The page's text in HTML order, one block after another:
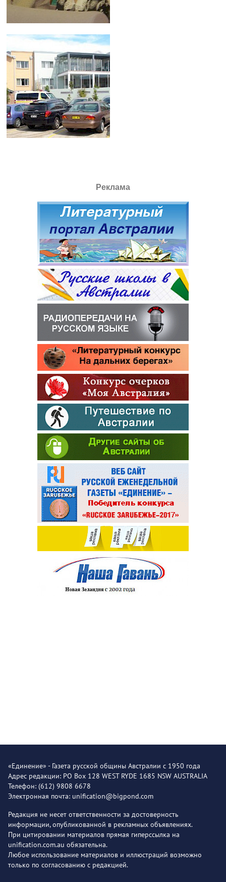
Реклама
«Единение» - Газета русской общины Австралии с 1950 года
Адрес редакции: PO Box 128 WEST RYDE 1685 NSW AUSTRALIA
Телефон: (612) 9808 6678
Электронная почта: unification@bigpond.com
Редакция не несет ответственности за достоверность
информации, опубликованной в рекламных объявлениях.
При цитировании материалов прямая гиперссылка на
unification.com.au обязательна.
Любое использование материалов и иллюстраций возможно
только по согласованию с редакцией.